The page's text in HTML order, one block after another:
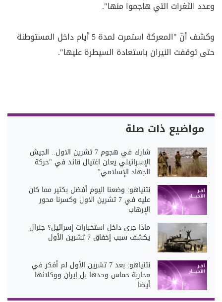
وعدد الثغرات التي هاجموا منها".
وكشف أنّ "المعركة استمرت لمدة 5 أيام داخل المستوطنة
حتى توقفت النيران باستعادة السيطرة عليها".
مواضيع ذات صلة
شارك في هجوم 7 تشرين الاول.. الجيش
الإسرائيلي يعلن اغتيال قائد في "حركة
الجهاد الإسلامي"
نتنياهو: وضعنا اليوم أفضل بكثير مما كان
عليه في 7 تشرين الاول وكسرنا محور
الإرهاب
ماذا جرى داخل استخبارات إسرائيل؟ جنرال
يكشف سبب إخفاق 7 تشرين الأول
نتنياهو: بعد 7 تشرين الأول لم أفكر في
محاربة حماس وحدها بل إيران ووكلائها
أيضا